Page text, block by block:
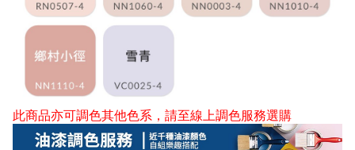
此商品亦可調色其他色系，請至線上調色服務選購